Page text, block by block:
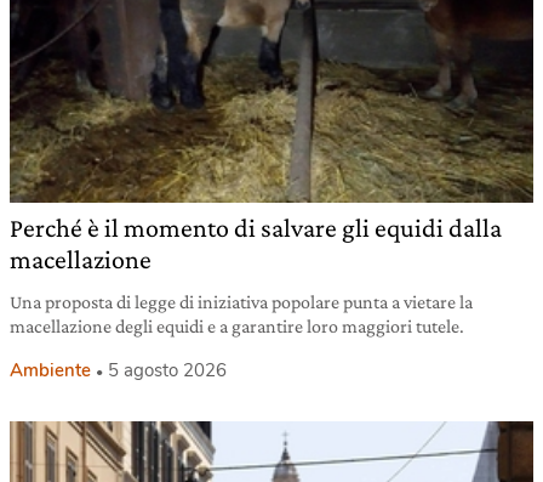
Perché è il momento di salvare gli equidi dalla
macellazione
Una proposta di legge di iniziativa popolare punta a vietare la
macellazione degli equidi e a garantire loro maggiori tutele.
Ambiente 5 agosto 2026